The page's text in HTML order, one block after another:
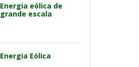
Energia eólica de
grande escala
Energia Eólica